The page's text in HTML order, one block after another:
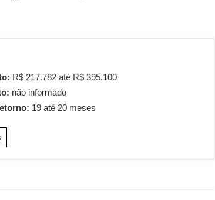
R$ 217.782 até R$ 395.100
não informado
19 até 20 meses